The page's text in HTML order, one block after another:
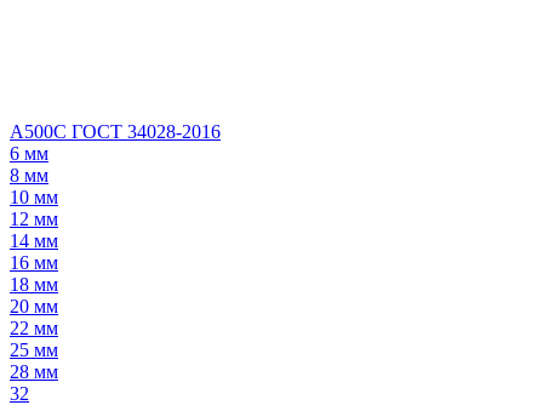
А500С ГОСТ 34028-2016
6 мм
8 мм
10 мм
12 мм
14 мм
16 мм
18 мм
20 мм
22 мм
25 мм
28 мм
32